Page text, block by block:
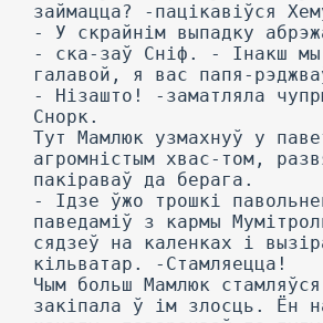
займацца? -пацікавіўся
- У скрайнім выпадку
- ска-заў Сніф. - Інакш мы
галавой, я вас папя-
- Нізашто! -заматляла
Снорк.
Тут Мамлюк узмахнуў у
агромністым хвас-том,
пакіраваў да берага.
- Ідзе ўжо трошкі
паведаміў з кармы
сядзеў на каленках і
кільватар. -Стамляецца!
Чым больш Мамлюк
закіпала ў ім злосць. Ён